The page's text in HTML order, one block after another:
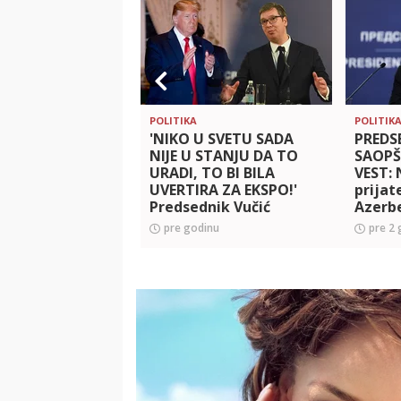
POLITIKA
'NIKO U SVETU SADA
NIJE U STANJU DA TO
URADI, TO BI BILA
UVERTIRA ZA EKSPO!'
Predsednik Vučić
najavio globalni forum
u Beogradu: Otkrio i
pre godinu
POLITIKA
VEST:
mepre 2